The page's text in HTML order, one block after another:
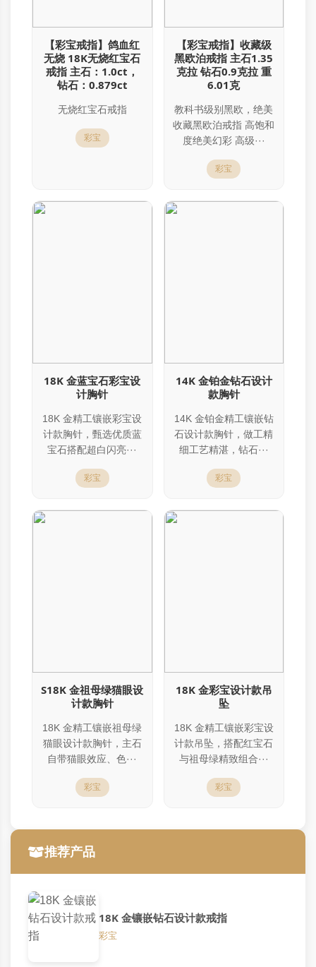
【彩宝戒指】鸽血红
无烧 18K无烧红宝石
戒指 主石：1.0ct，
钻石：0.879ct
无烧红宝石戒指
彩宝
【彩宝戒指】收藏级
黑欧泊戒指 主石1.35
克拉 钻石0.9克拉 重
6.01克
教科书级别黑欧，绝美
收藏黑欧泊戒指 高饱和
度绝美幻彩 高级···
彩宝
18K 金蓝宝石彩宝设
计胸针
18K 金精工镶嵌彩宝设
计款胸针，甄选优质蓝
宝石搭配超白闪亮···
彩宝
14K 金铂金钻石设计
款胸针
14K 金铂金精工镶嵌钻
石设计款胸针，做工精
细工艺精湛，钻石···
彩宝
S18K 金祖母绿猫眼设
计款胸针
18K 金精工镶嵌祖母绿
猫眼设计款胸针，主石
自带猫眼效应、色···
彩宝
18K 金彩宝设计款吊
坠
18K 金精工镶嵌彩宝设
计款吊坠，搭配红宝石
与祖母绿精致组合···
彩宝
推荐产品
18K 金镶嵌钻石设计款戒指
彩宝